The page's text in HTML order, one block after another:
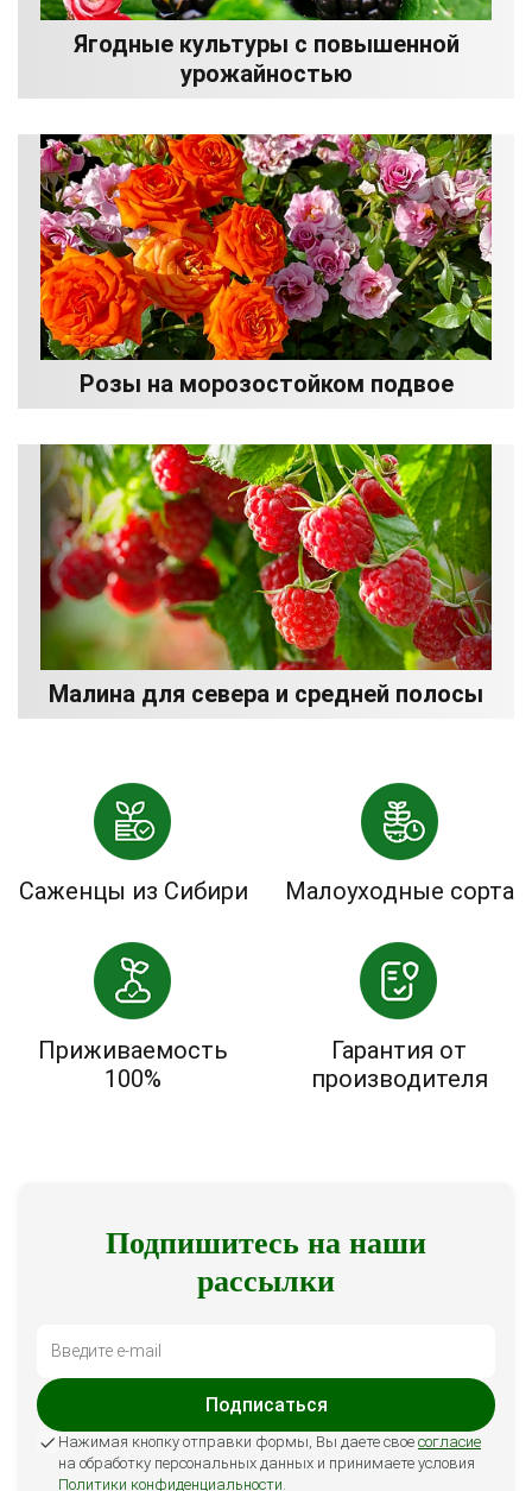
Ягодные культуры с повышенной
урожайностью
Розы на морозостойком подвое
Малина для севера и средней полосы
Саженцы из Сибири Малоуходные сорта
Приживаемость
100%
Гарантия от
производителя
Подпишитесь на наши
рассылки
Подписаться
Нажимая кнопку отправки формы, Вы даете свое согласие
на обработку персональных данных и принимаете условия
Политики конфиденциальности.